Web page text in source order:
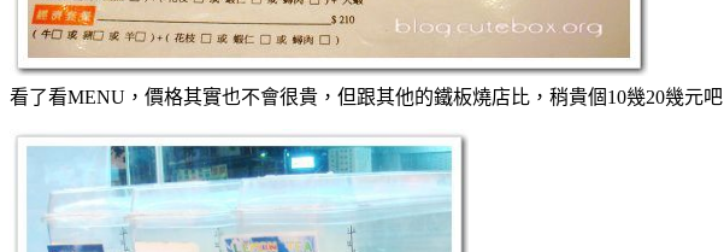
看了看MENU，價格其實也不會很貴，但跟其他的鐵板燒店比，稍貴個10幾20幾元吧